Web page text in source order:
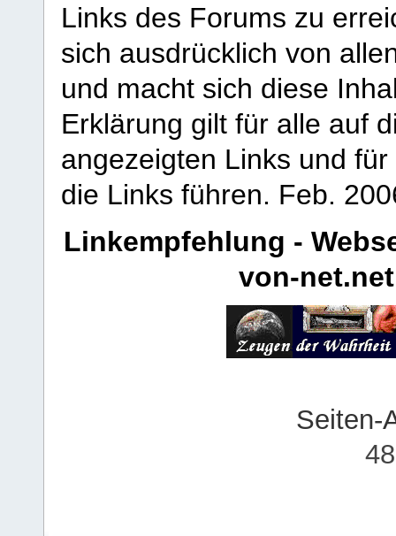
Links des Forums zu
sich ausdrücklich von
und macht sich diese
Erklärung gilt für alle auf
angezeigten Links und
die Links führen. Feb.
Linkempfehlung -
von-net.net
Seiten-